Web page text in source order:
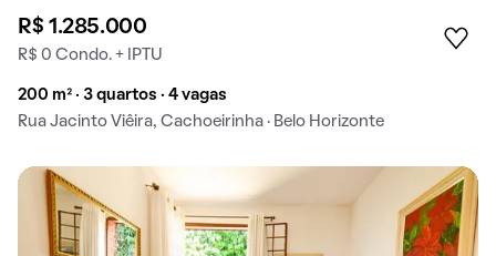
R$ 1.285.000
R$ 0 Condo. + IPTU
200 m² · 3 quartos · 4 vagas
Rua Jacinto Viêira, Cachoeirinha · Belo Horizonte